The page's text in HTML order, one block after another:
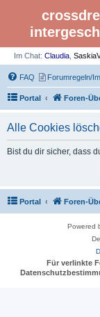
Im Chat: Claudia
FAQ Forumregeln/
Portal Foren-
Alle Cookies
Bist du dir sicher, dass
Portal Foren-
Powered
Für verlinkte